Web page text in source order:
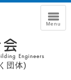
団体)